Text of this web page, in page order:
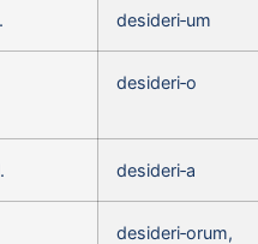
desideri‑um
desideri‑o
desideri‑a
desideri‑orum,